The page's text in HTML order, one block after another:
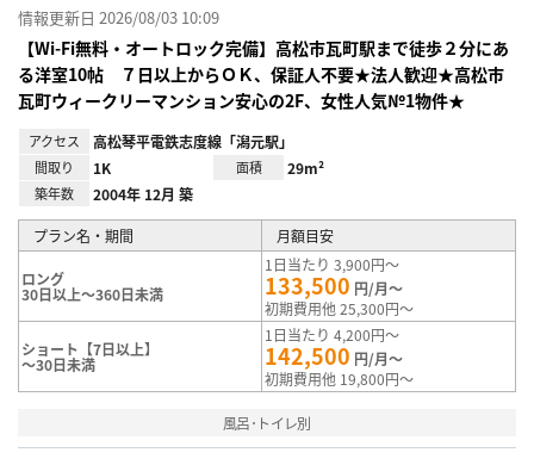
情報更新日 2026/08/03 10:09
【Wi-Fi無料・オートロック完備】高松市瓦町駅まで徒歩２分にあ
る洋室10帖 ７日以上からＯＫ、保証人不要★法人歓迎★高松市
瓦町ウィークリーマンション安心の2F、女性人気№1物件★
アクセス 高松琴平電鉄志度線「潟元駅」
間取り 1K 面積 29m²
築年数 2004年 12月 築
プラン名・期間 月額目安
ロング
30日以上～360日未満
1日当たり 3,900円～
133,500 円/月～
初期費用他 25,300円～
ショート【7日以上】
～30日未満
1日当たり 4,200円～
142,500 円/月～
初期費用他 19,800円～
風呂･トイレ別